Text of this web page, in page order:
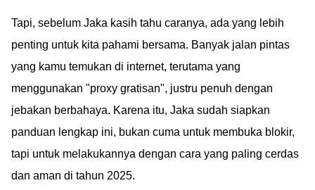
Tapi, sebelum Jaka kasih tahu caranya, ada yang lebih
penting untuk kita pahami bersama. Banyak jalan pintas
yang kamu temukan di internet, terutama yang
menggunakan "proxy gratisan", justru penuh dengan
jebakan berbahaya. Karena itu, Jaka sudah siapkan
panduan lengkap ini, bukan cuma untuk membuka blokir,
tapi untuk melakukannya dengan cara yang paling cerdas
dan aman di tahun 2025.